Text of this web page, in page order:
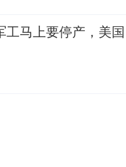
马上要停产，美国